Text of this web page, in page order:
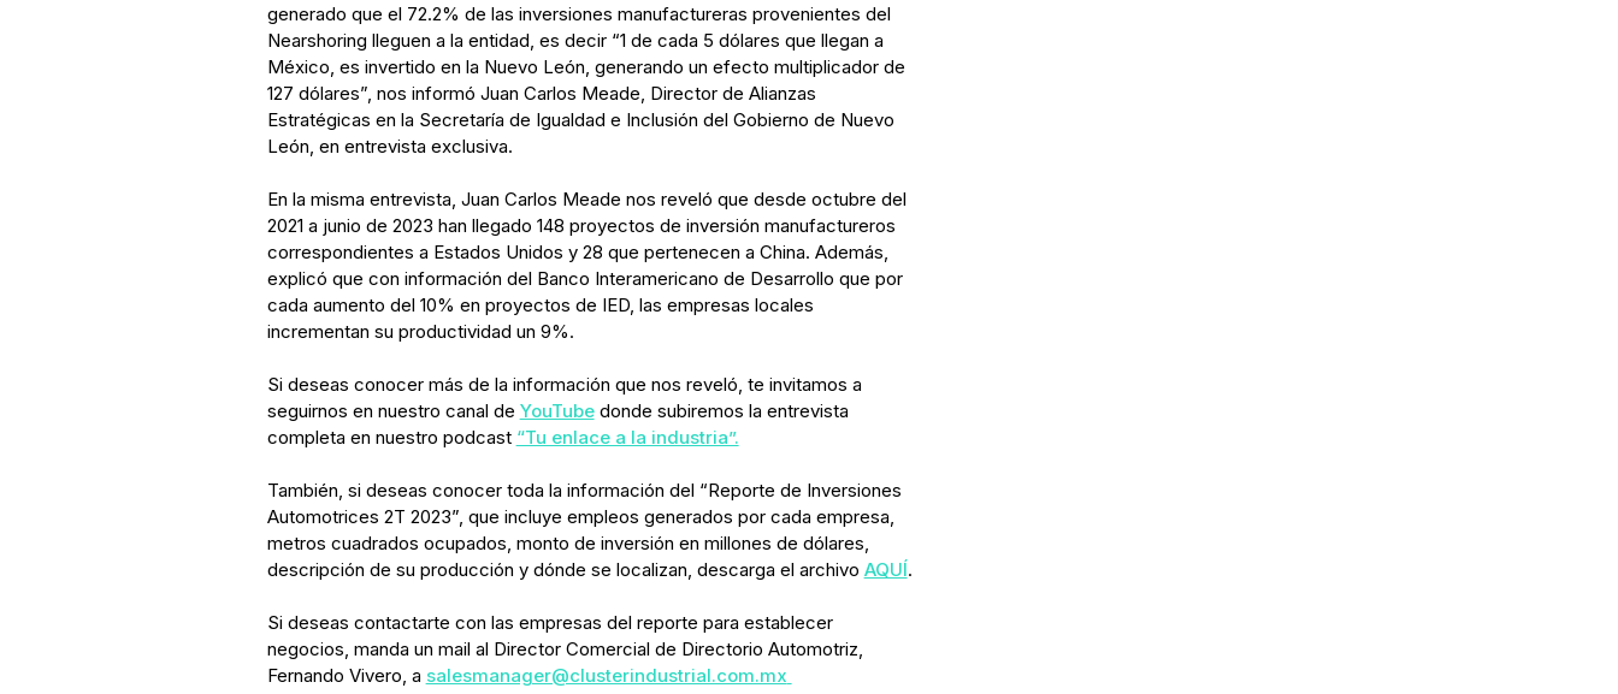
generado que el 72.2% de las inversiones manufactureras provenientes del
Nearshoring lleguen a la entidad, es decir “1 de cada 5 dólares que llegan a
México, es invertido en la Nuevo León, generando un efecto multiplicador de
127 dólares”, nos informó Juan Carlos Meade, Director de Alianzas
Estratégicas en la Secretaría de Igualdad e Inclusión del Gobierno de Nuevo
León, en entrevista exclusiva.
En la misma entrevista, Juan Carlos Meade nos reveló que desde octubre del
2021 a junio de 2023 han llegado 148 proyectos de inversión manufactureros
correspondientes a Estados Unidos y 28 que pertenecen a China. Además,
explicó que con información del Banco Interamericano de Desarrollo que por
cada aumento del 10% en proyectos de IED, las empresas locales
incrementan su productividad un 9%.
Si deseas conocer más de la información que nos reveló, te invitamos a
seguirnos en nuestro canal de YouTubedonde subiremos la entrevista
completa en nuestro podcast “Tu enlace a la industria”.
También, si deseas conocer toda la información del “Reporte de Inversiones
Automotrices 2T 2023”, que incluye empleos generados por cada empresa,
metros cuadrados ocupados, monto de inversión en millones de dólares,
descripción de su producción y dónde se localizan, descarga el archivo AQUÍ.
Si deseas contactarte con las empresas del reporte para establecer
negocios, manda un mail al Director Comercial de Directorio Automotriz,
Fernando Vivero, a salesmanager@clusterindustrial.com.mx